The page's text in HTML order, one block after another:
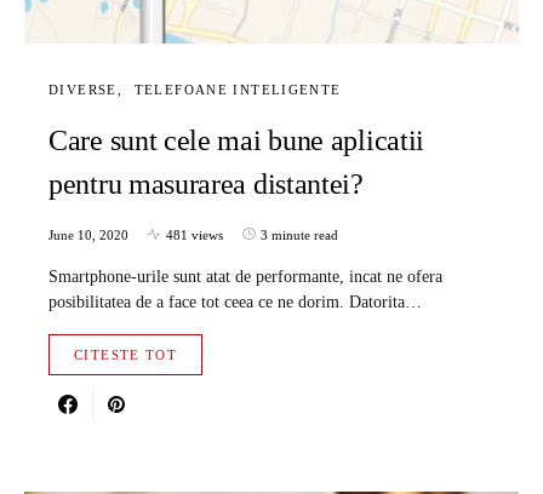
DIVERSE TELEFOANE INTELIGENTE
Care sunt cele mai bune aplicatii
pentru masurarea distantei?
June 10, 2020 481 views 3 minute read
Smartphone-urile sunt atat de performante, incat ne ofera
posibilitatea de a face tot ceea ce ne dorim. Datorita…
CITESTE TOT